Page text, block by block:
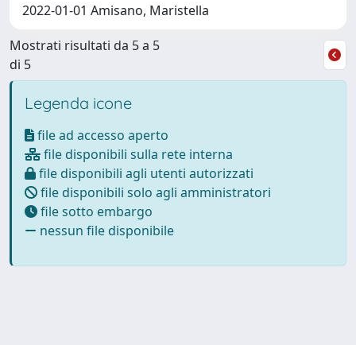
2022-01-01 Amisano, Maristella
Mostrati risultati da 5 a 5
di 5
Legenda icone
file ad accesso aperto
file disponibili sulla rete interna
file disponibili agli utenti autorizzati
file disponibili solo agli amministratori
file sotto embargo
nessun file disponibile